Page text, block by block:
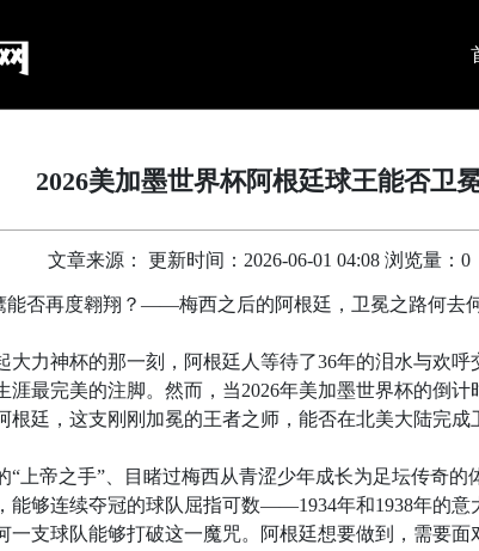
2026美加墨世界杯阿根廷球王能否卫
文章来源： 更新时间：2026-06-01 04:08 浏览量：0
能否再度翱翔？——梅西之后的阿根廷，卫冕之路何去
大力神杯的那一刻，阿根廷人等待了36年的泪水与欢
涯最完美的注脚。然而，当2026年美加墨世界杯的倒
根廷，这支刚刚加冕的王者之师，能否在北美大陆完成
“上帝之手”、目睹过梅西从青涩少年成长为足坛传奇的
能够连续夺冠的球队屈指可数——1934年和1938年的意
一支球队能够打破这一魔咒。阿根廷想要做到，需要面